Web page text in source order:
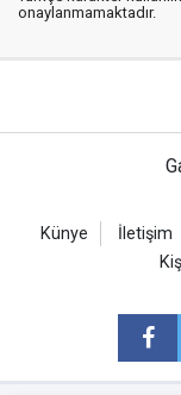
onaylanmamaktadır.
Künye İletişim